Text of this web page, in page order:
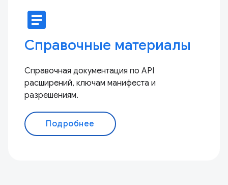
article
Справочные материалы
Справочная документация по API
расширений, ключам манифеста и
разрешениям.
Подробнее